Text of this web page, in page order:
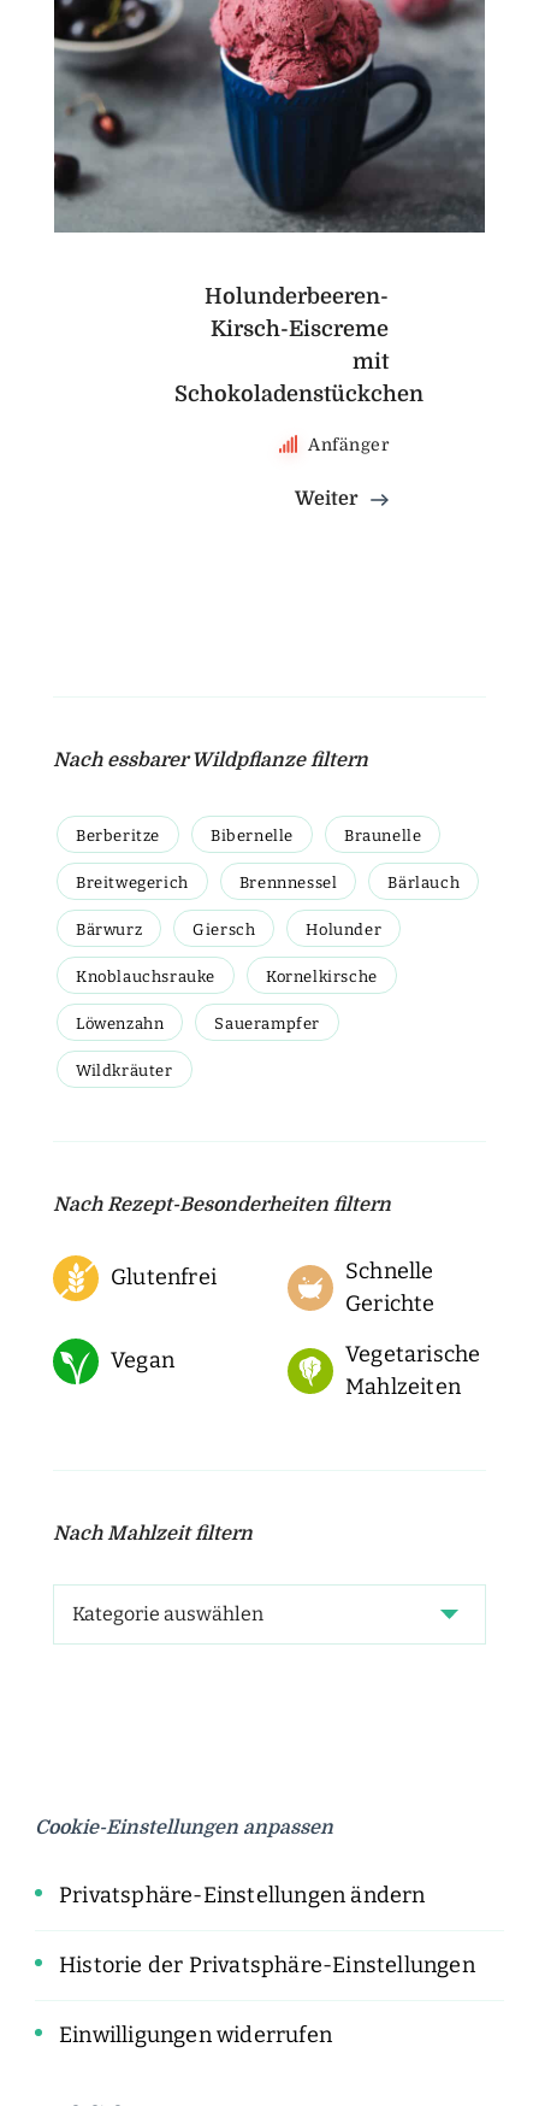
Holunderbeeren-
Kirsch-Eiscreme
mit
Schokoladenstückchen
Anfänger
Weiter
Nach essbarer Wildpflanze filtern
Berberitze Bibernelle Braunelle
Breitwegerich Brennnessel Bärlauch
Bärwurz Giersch Holunder
Knoblauchsrauke Kornelkirsche
Löwenzahn Sauerampfer
Wildkräuter
Nach Rezept-Besonderheiten filtern
Glutenfrei
Schnelle
Gerichte
Vegan
Vegetarische
Mahlzeiten
Nach Mahlzeit filtern
Cookie-Einstellungen anpassen
Privatsphäre-Einstellungen ändern
Historie der Privatsphäre-Einstellungen
Einwilligungen widerrufen